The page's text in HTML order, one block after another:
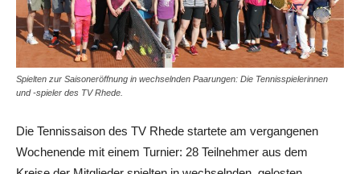
Spielten zur Saisoneröffnung in wechselnden Paarungen: Die Tennisspielerinnen
und -spieler des TV Rhede.
Die Tennissaison des TV Rhede startete am vergangenen
Wochenende mit einem Turnier: 28 Teilnehmer aus dem